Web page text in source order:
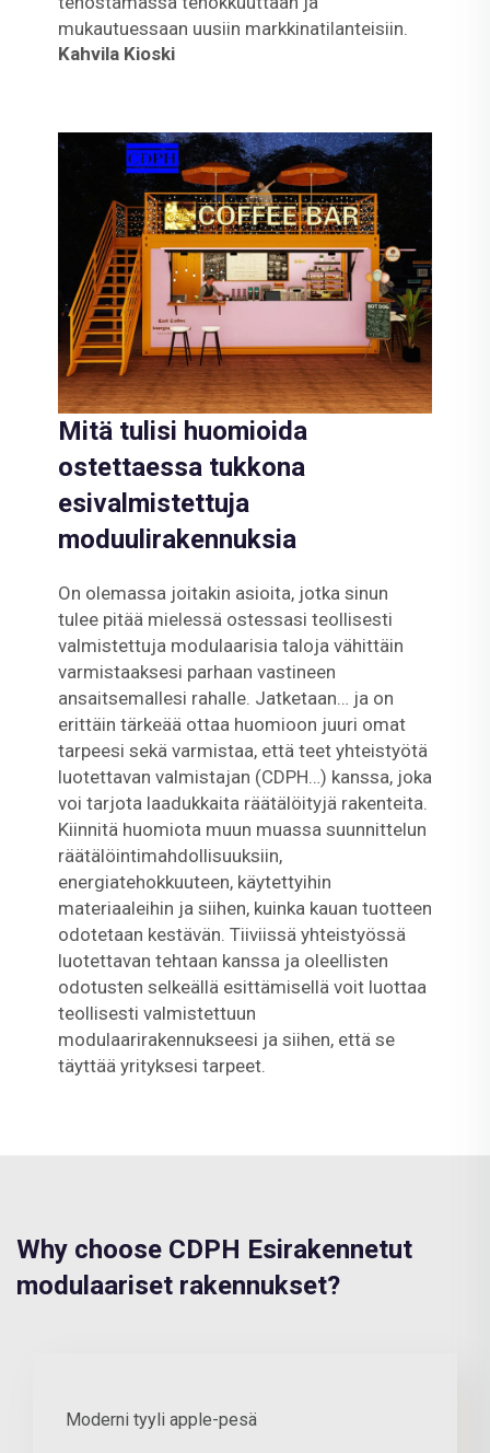
mukautuessaan uusiin markkinatilanteisiin.
Kahvila Kioski
Mitä tulisi huomioida
ostettaessa tukkona
esivalmistettuja
moduulirakennuksia
On olemassa joitakin asioita, jotka sinun
tulee pitää mielessä ostessasi teollisesti
valmistettuja modulaarisia taloja vähittäin
varmistaaksesi parhaan vastineen
ansaitsemallesi rahalle. Jatketaan… ja on
erittäin tärkeää ottaa huomioon juuri omat
tarpeesi sekä varmistaa, että teet yhteistyötä
luotettavan valmistajan (CDPH…) kanssa, joka
voi tarjota laadukkaita räätälöityjä rakenteita.
Kiinnitä huomiota muun muassa suunnittelun
räätälöintimahdollisuuksiin,
energiatehokkuuteen, käytettyihin
materiaaleihin ja siihen, kuinka kauan tuotteen
odotetaan kestävän. Tiiviissä yhteistyössä
luotettavan tehtaan kanssa ja oleellisten
odotusten selkeällä esittämisellä voit luottaa
teollisesti valmistettuun
modulaarirakennukseesi ja siihen, että se
täyttää yrityksesi tarpeet.
Why choose CDPH Esirakennetut
modulaariset rakennukset?
Moderni tyyli apple-pesä